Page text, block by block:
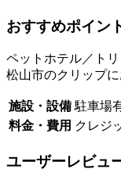
おすすめポイン
ペットホテル／ト
松山市のクリップ
施設・設備 駐車場
料金・費用 クレジ
ユーザーレビュ